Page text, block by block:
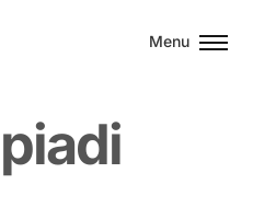
Menu
piadi